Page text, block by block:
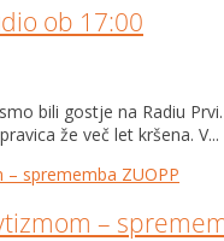
ob 17:00
bili gostje na Radiu
že več let kršena. V...
–